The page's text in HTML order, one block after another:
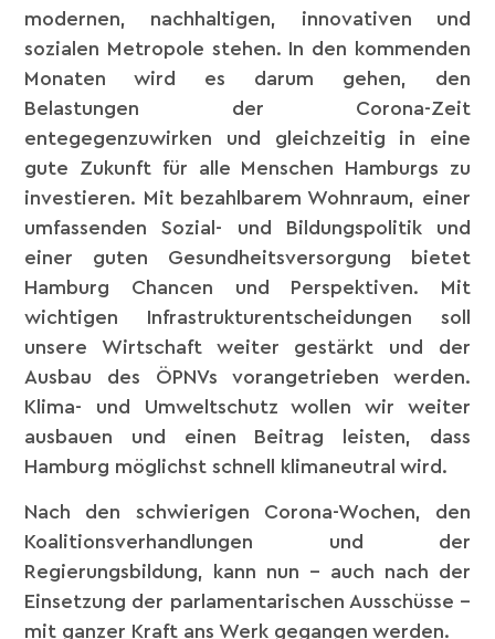
modernen, nachhaltigen, innovativen und
sozialen Metropole stehen. In den kommenden
Monaten wird es darum gehen, den
Belastungen der Corona-Zeit
entegegenzuwirken und gleichzeitig in eine
gute Zukunft für alle Menschen Hamburgs zu
investieren. Mit bezahlbarem Wohnraum, einer
umfassenden Sozial- und Bildungspolitik und
einer guten Gesundheitsversorgung bietet
Hamburg Chancen und Perspektiven. Mit
wichtigen Infrastrukturentscheidungen soll
unsere Wirtschaft weiter gestärkt und der
Ausbau des ÖPNVs vorangetrieben werden.
Klima- und Umweltschutz wollen wir weiter
ausbauen und einen Beitrag leisten, dass
Hamburg möglichst schnell klimaneutral wird.
Nach den schwierigen Corona-Wochen, den
Koalitionsverhandlungen und der
Regierungsbildung, kann nun – auch nach der
Einsetzung der parlamentarischen Ausschüsse –
mit ganzer Kraft ans Werk gegangen werden.